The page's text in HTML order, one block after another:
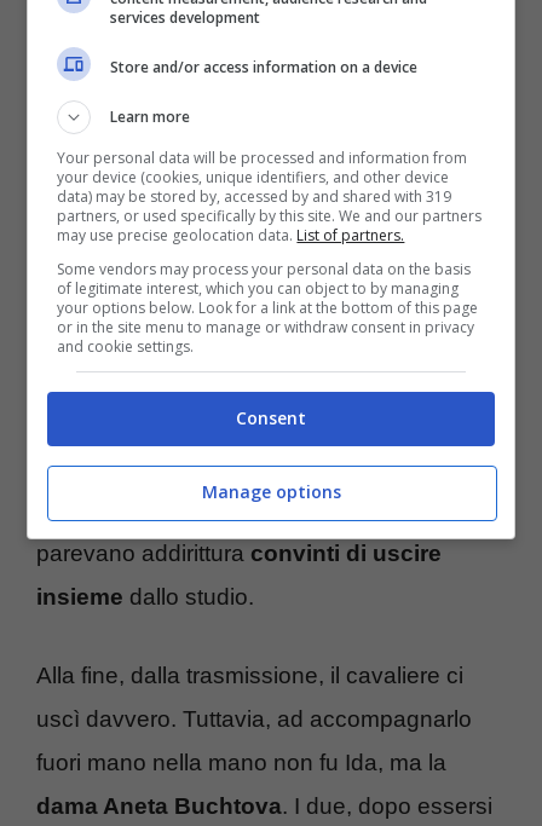
rese note da
durante l’ultima registrazione è avvenuto un
fatto clamoroso.
Uno degli ex fidanzati della bresciana, nella
fattispecie, si è materializzato in studio per
tornare a sedersi tra le file del parterre.
Parliamo diDiego Tavani: il romano che,
solamente due anni fa, ebbe un’intensa ed
appassionata relazione con l’attuale tronista.
Al punto tale che i due, ad un certo punto,
parevano addirittura convinti di uscire
insieme dallo studio.
Alla fine, dalla trasmissione, il cavaliere ci
uscì davvero. Tuttavia, ad accompagnarlo
fuori mano nella mano non fu Ida, ma la
dama Aneta Buchtova. I due, dopo essersi
services development
Store and/or access information on a device
Learn more
Your personal data will be processed and information from
your device (cookies, unique identifiers, and other device
data) may be stored by, accessed by and shared with 319
partners, or used specifically by this site. We and our partners
may use precise geolocation data. List of partners.
Some vendors may process your personal data on the basis
of legitimate interest, which you can object to by managing
your options below. Look for a link at the bottom of this page
or in the site menu to manage or withdraw consent in privacy
and cookie settings.
Consent
Manage options